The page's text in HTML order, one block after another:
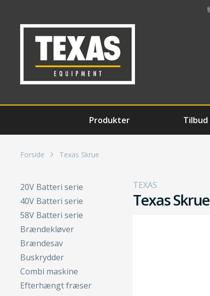
Produkter Tilbud
Forside Texas Skrue
20V Batteri serie
40V Batteri serie
58V Batteri serie
Brændekløver
Brændesav
Buskrydder
Combi maskine
Efterhængt fræser
TEXAS
Texas Skrue